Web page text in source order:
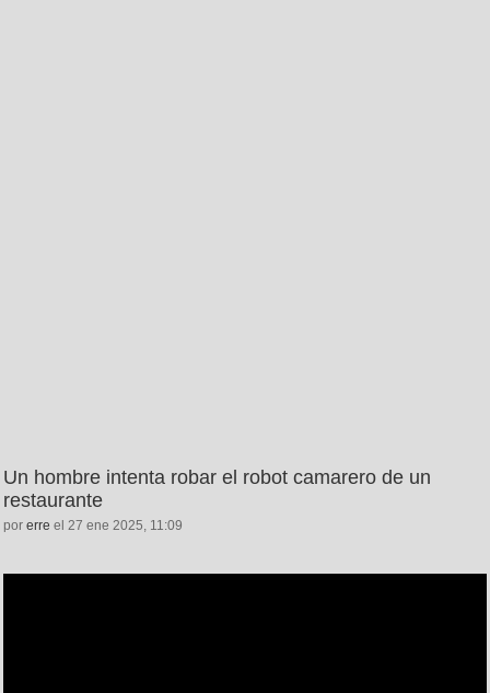
Un hombre intenta robar el robot camarero de un
restaurante
por erre el 27 ene 2025, 11:09